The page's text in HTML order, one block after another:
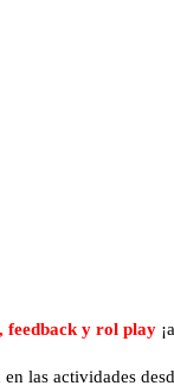
feedback y rol play
las actividades